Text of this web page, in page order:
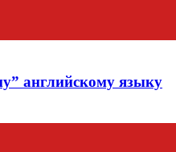
английскому языку